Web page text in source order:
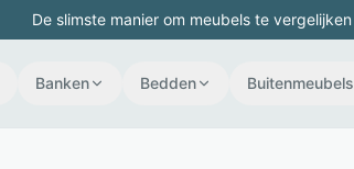
De slimste manier om meubels te
Banken Bedden Buitenmeubels